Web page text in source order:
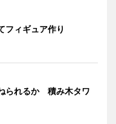
フィギュア作り
られるか 積み木タワ